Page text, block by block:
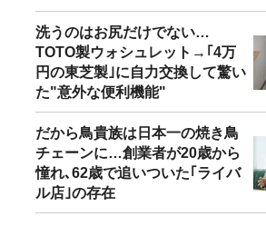
洗うのはお尻だけでない…
TOTO製ウォシュレット→｢4万
円の東芝製｣に自力交換して驚い
た"意外な便利機能"
だから鳥貴族は日本一の焼き鳥
チェーンに…創業者が20歳から
憧れ､62歳で追いついた｢ライバ
ル店｣の存在